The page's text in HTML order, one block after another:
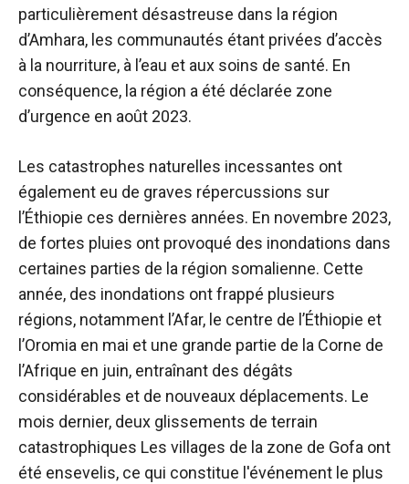
particulièrement désastreuse dans la région
d’Amhara, les communautés étant privées d’accès
à la nourriture, à l’eau et aux soins de santé. En
conséquence, la région a été déclarée zone
d’urgence en août 2023.
Les catastrophes naturelles incessantes ont
également eu de graves répercussions sur
l’Éthiopie ces dernières années. En novembre 2023,
de fortes pluies ont provoqué des inondations dans
certaines parties de la région somalienne. Cette
année, des inondations ont frappé plusieurs
régions, notamment l’Afar, le centre de l’Éthiopie et
l’Oromia en mai et une grande partie de la Corne de
l’Afrique en juin, entraînant des dégâts
considérables et de nouveaux déplacements. Le
mois dernier, deux glissements de terrain
catastrophiques Les villages de la zone de Gofa ont
été ensevelis, ce qui constitue l'événement le plus